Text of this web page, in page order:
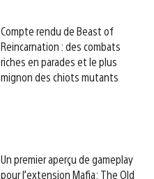
Compte rendu de Beast of
Reincarnation : des combats
riches en parades et le plus
mignon des chiots mutants
Un premier aperçu de gameplay
pour l’extension Mafia: The Old